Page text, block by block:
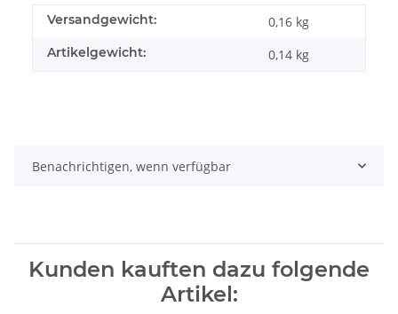
Versandgewicht: 0,16 kg
Artikelgewicht: 0,14 kg
Benachrichtigen, wenn verfügbar
Kunden kauften dazu folgende
Artikel: